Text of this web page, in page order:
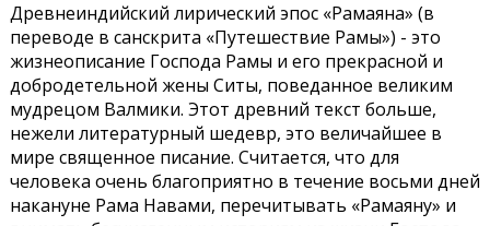
Древнеиндийский лирический эпос «Рамаяна» (в
переводе в санскрита «Путешествие Рамы») - это
жизнеописание Господа Рамы и его прекрасной и
добродетельной жены Ситы, поведанное великим
мудрецом Валмики. Этот древний текст больше,
нежели литературный шедевр, это величайшее в
мире священное писание. Считается, что для
человека очень благоприятно в течение восьми дней
накануне Рама Навами, перечитывать «Рамаяну» и